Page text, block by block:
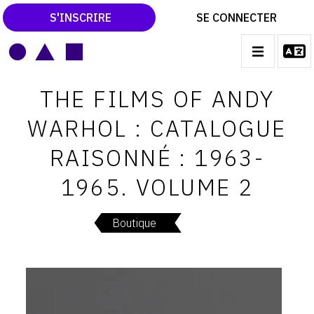
S'INSCRIRE SE CONNECTER
navigation
CATALOGUES RAISONNÉS
LES EXPOSITIONS
LES VERNISSAGES
ARCHIVES DES EXPOSITIONS
ACTUALITÉS DU MONDE DE L'ART
THE FILMS OF ANDY
WARHOL : CATALOGUE
RAISONNÉ : 1963-
1965. VOLUME 2
Boutique